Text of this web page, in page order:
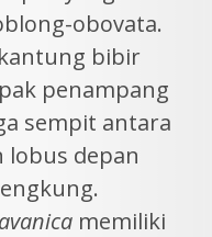
obovata.
bibir
penampang
sempit antara
depan
memiliki